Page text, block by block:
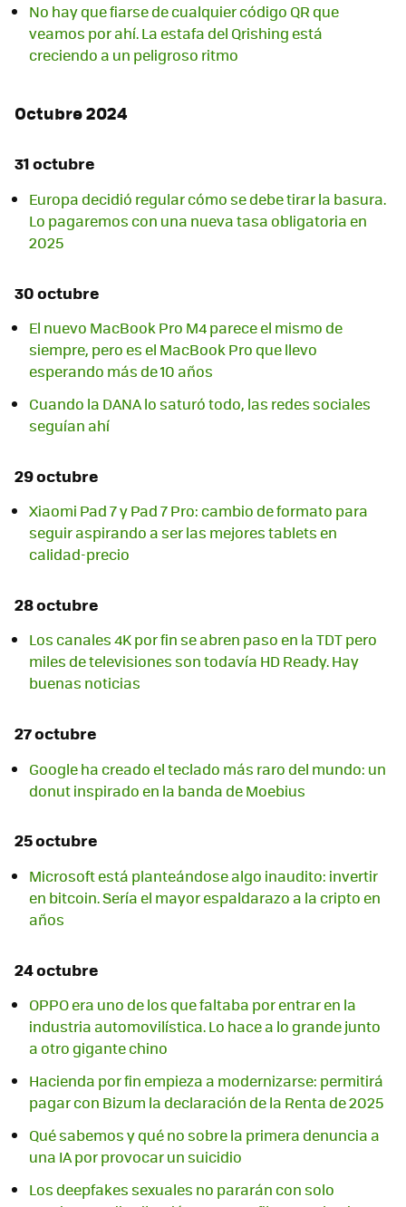
No hay que fiarse de cualquier código QR que
veamos por ahí. La estafa del Qrishing está
creciendo a un peligroso ritmo
Octubre 2024
31 octubre
Europa decidió regular cómo se debe tirar la basura.
Lo pagaremos con una nueva tasa obligatoria en
2025
30 octubre
El nuevo MacBook Pro M4 parece el mismo de
siempre, pero es el MacBook Pro que llevo
esperando más de 10 años
Cuando la DANA lo saturó todo, las redes sociales
seguían ahí
29 octubre
Xiaomi Pad 7 y Pad 7 Pro: cambio de formato para
seguir aspirando a ser las mejores tablets en
calidad-precio
28 octubre
Los canales 4K por fin se abren paso en la TDT pero
miles de televisiones son todavía HD Ready. Hay
buenas noticias
27 octubre
Google ha creado el teclado más raro del mundo: un
donut inspirado en la banda de Moebius
25 octubre
Microsoft está planteándose algo inaudito: invertir
en bitcoin. Sería el mayor espaldarazo a la cripto en
años
24 octubre
OPPO era uno de los que faltaba por entrar en la
industria automovilística. Lo hace a lo grande junto
a otro gigante chino
Hacienda por fin empieza a modernizarse: permitirá
pagar con Bizum la declaración de la Renta de 2025
Qué sabemos y qué no sobre la primera denuncia a
una IA por provocar un suicidio
Los deepfakes sexuales no pararán con solo